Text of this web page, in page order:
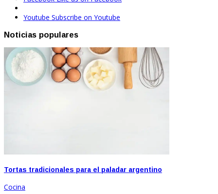
Youtube Subscribe on Youtube
Noticias populares
Tortas tradicionales para el paladar argentino
Cocina